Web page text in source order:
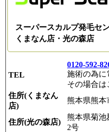
スーパースカルプ発毛セ
くまなん店・光の森店
TEL
0120-592-
施術の為に
その場合は
住所(くまなん
店)
熊本県熊本
住所(光の森店)
熊本県菊
2号